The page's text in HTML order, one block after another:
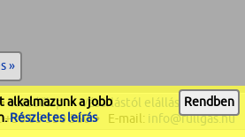
alkalmazunk a jobb
Részletes leírás
Rendben
»
Kezdőlap•Vásárlástól elállás •ÁSZF
+36 85 550 560• E-mail: info@fullgas.hu